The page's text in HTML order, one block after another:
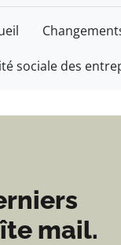
sociale des
mail.